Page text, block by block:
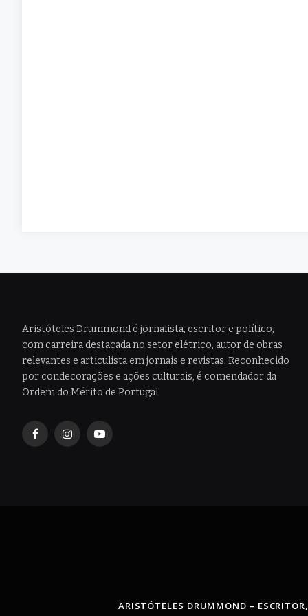
Aristóteles Drummond é jornalista, escritor e político,
com carreira destacada no setor elétrico, autor de obras
relevantes e articulista em jornais e revistas. Reconhecido
por condecorações e ações culturais, é comendador da
Ordem do Mérito de Portugal.
FacebookInstagramYouTube
ARISTÓTELES DRUMMOND –